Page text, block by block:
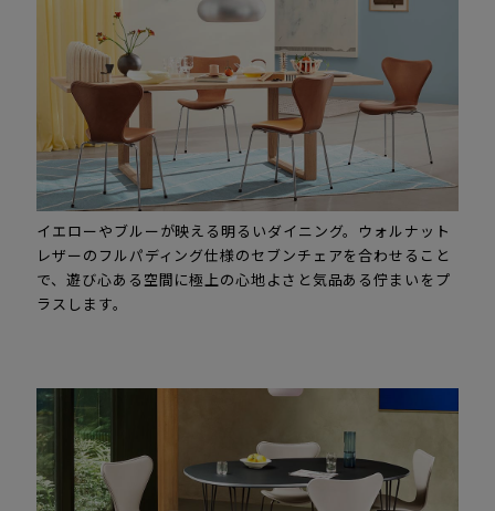
イエローやブルーが映える明るいダイニング。ウォルナット
レザーのフルパディング仕様のセブンチェアを合わせること
で、遊び心ある空間に極上の心地よさと気品ある佇まいをプ
ラスします。